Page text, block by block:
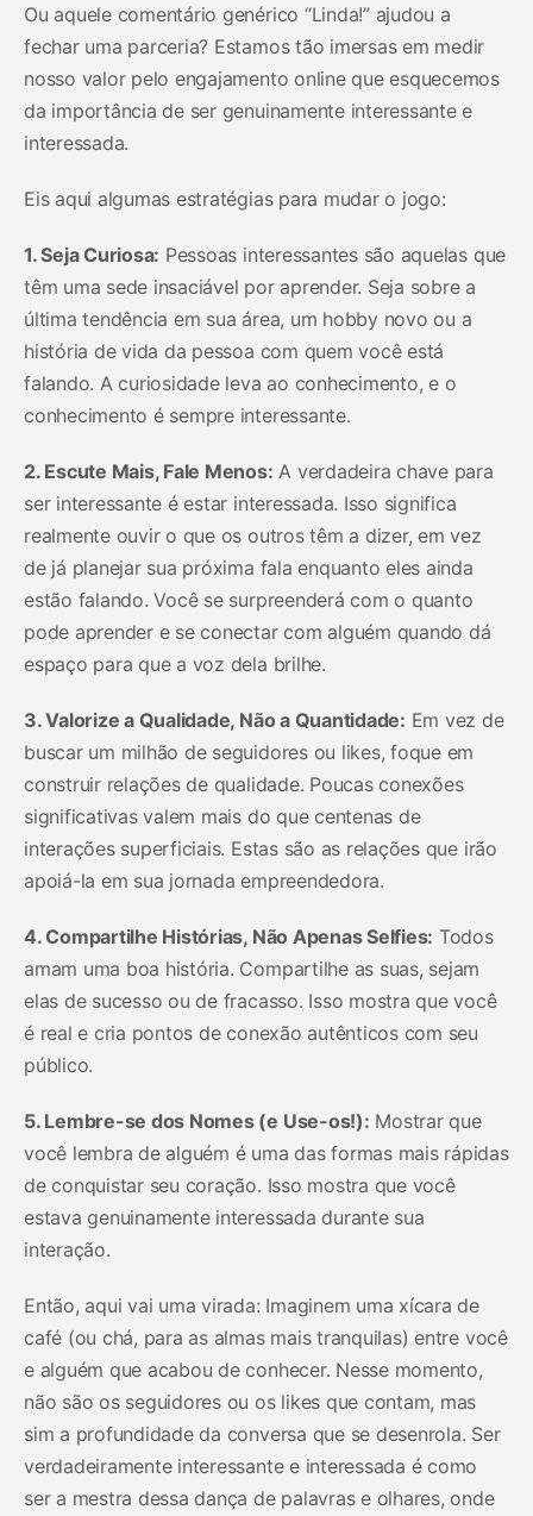
Ou aquele comentário genérico “Linda!” ajudou a
fechar uma parceria? Estamos tão imersas em medir
nosso valor pelo engajamento online que esquecemos
da importância de ser genuinamente interessante e
interessada.
Eis aqui algumas estratégias para mudar o jogo:
1. Seja Curiosa: Pessoas interessantes são aquelas que
têm uma sede insaciável por aprender. Seja sobre a
última tendência em sua área, um hobby novo ou a
história de vida da pessoa com quem você está
falando. A curiosidade leva ao conhecimento, e o
conhecimento é sempre interessante.
2. Escute Mais, Fale Menos: A verdadeira chave para
ser interessante é estar interessada. Isso significa
realmente ouvir o que os outros têm a dizer, em vez
de já planejar sua próxima fala enquanto eles ainda
estão falando. Você se surpreenderá com o quanto
pode aprender e se conectar com alguém quando dá
espaço para que a voz dela brilhe.
3. Valorize a Qualidade, Não a Quantidade: Em vez de
buscar um milhão de seguidores ou likes, foque em
construir relações de qualidade. Poucas conexões
significativas valem mais do que centenas de
interações superficiais. Estas são as relações que irão
apoiá-la em sua jornada empreendedora.
4. Compartilhe Histórias, Não Apenas Selfies: Todos
amam uma boa história. Compartilhe as suas, sejam
elas de sucesso ou de fracasso. Isso mostra que você
é real e cria pontos de conexão autênticos com seu
público.
5. Lembre-se dos Nomes (e Use-os!): Mostrar que
você lembra de alguém é uma das formas mais rápidas
de conquistar seu coração. Isso mostra que você
estava genuinamente interessada durante sua
interação.
Então, aqui vai uma virada: Imaginem uma xícara de
café (ou chá, para as almas mais tranquilas) entre você
e alguém que acabou de conhecer. Nesse momento,
não são os seguidores ou os likes que contam, mas
sim a profundidade da conversa que se desenrola. Ser
verdadeiramente interessante e interessada é como
ser a mestra dessa dança de palavras e olhares, onde